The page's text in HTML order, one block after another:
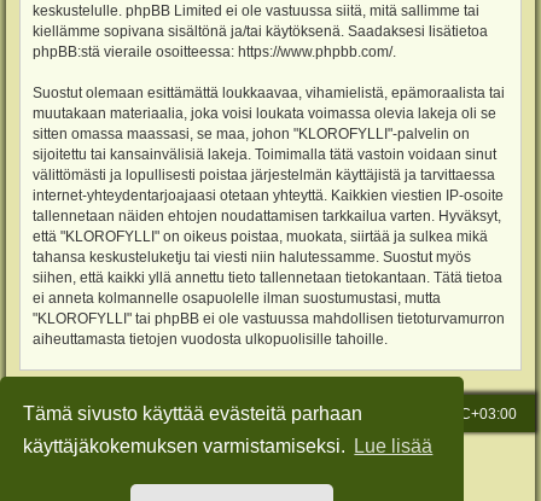
Tämä sivusto käyttää evästeitä parhaan
käyttäjäkokemuksen varmistamiseksi.
Lue lisää
keskustelulle. phpBB Limited ei ole vastuussa siitä, mitä sallimme tai
kiellämme sopivana sisältönä ja/tai käytöksenä. Saadaksesi lisätietoa
phpBB:stä vieraile osoitteessa: https://www.phpbb.com/.
Suostut olemaan esittämättä loukkaavaa, vihamielistä, epämoraalista tai
muutakaan materiaalia, joka voisi loukata voimassa olevia lakeja oli se
sitten omassa maassasi, se maa, johon "KLOROFYLLI"-palvelin on
sijoitettu tai kansainvälisiä lakeja. Toimimalla tätä vastoin voidaan sinut
välittömästi ja lopullisesti poistaa järjestelmän käyttäjistä ja tarvittaessa
internet-yhteydentarjoajaasi otetaan yhteyttä. Kaikkien viestien IP-osoite
tallennetaan näiden ehtojen noudattamisen tarkkailua varten. Hyväksyt,
että "KLOROFYLLI" on oikeus poistaa, muokata, siirtää ja sulkea mikä
tahansa keskusteluketju tai viesti niin halutessamme. Suostut myös
siihen, että kaikki yllä annettu tieto tallennetaan tietokantaan. Tätä tietoa
ei anneta kolmannelle osapuolelle ilman suostumustasi, mutta
"KLOROFYLLI" tai phpBB ei ole vastuussa mahdollisen tietoturvamurron
aiheuttamasta tietojen vuodosta ulkopuolisille tahoille.
Etusivu Kaikki ajat ovat UTC+03:00
Viesti Ylläpidolle
Keskustelufoorumin ohjelmistophpBB® Forum Software © phpBB Limited